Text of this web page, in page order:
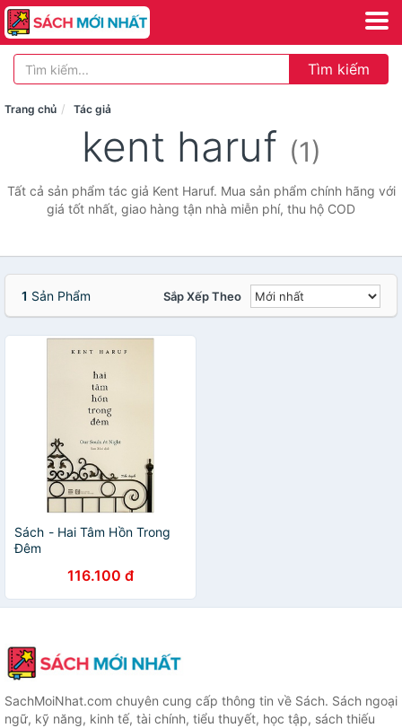
Tìm kiếm
Trang chủ Tác giả
kent haruf (1)
Tất cả sản phẩm tác giả Kent Haruf. Mua sản phẩm chính hãng với
giá tốt nhất, giao hàng tận nhà miễn phí, thu hộ COD
1 Sản Phẩm Sắp Xếp Theo
Sách - Hai Tâm Hồn Trong
Đêm
116.100 đ
SachMoiNhat.com chuyên cung cấp thông tin về Sách. Sách ngoại
ngữ, kỹ năng, kinh tế, tài chính, tiểu thuyết, học tập, sách thiếu